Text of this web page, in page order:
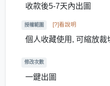
收款後5-7天內出圖
授權範圍 [?]看說明
個人收藏使用, 可縮放裁
修改次數
一鍵出圖